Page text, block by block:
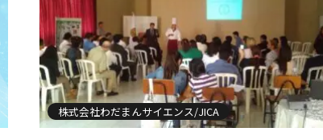
株式会社わだまんサイエンス/JICA